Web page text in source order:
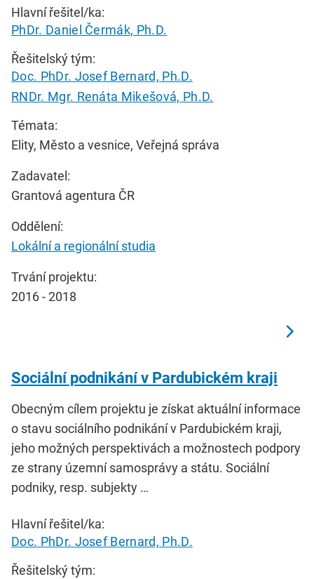
Hlavní řešitel/ka:
PhDr. Daniel Čermák, Ph.D.
Řešitelský tým:
Doc. PhDr. Josef Bernard, Ph.D.
RNDr. Mgr. Renáta Mikešová, Ph.D.
Témata:
Elity, Město a vesnice, Veřejná správa
Zadavatel:
Grantová agentura ČR
Oddělení:
Lokální a regionální studia
Trvání projektu:
2016 - 2018
Sociální podnikání v Pardubickém kraji
Obecným cílem projektu je získat aktuální informace
o stavu sociálního podnikání v Pardubickém kraji,
jeho možných perspektivách a možnostech podpory
ze strany územní samosprávy a státu. Sociální
podniky, resp. subjekty …
Hlavní řešitel/ka:
Doc. PhDr. Josef Bernard, Ph.D.
Řešitelský tým: